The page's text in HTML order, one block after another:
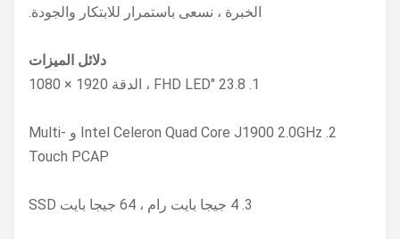
الخبرة ، نسعى باستمرار للابتكار والجودة.
دلائل الميزات
2. Intel Celeron Quad Core J1900 2.0GHz و Multi-
Touch PCAP